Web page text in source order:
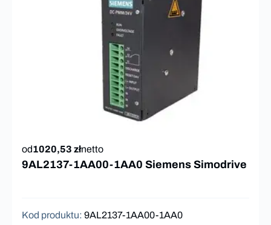
od1020,53 złnetto
9AL2137-1AA00-1AA0 Siemens Simodrive
Kod produktu: 9AL2137-1AA00-1AA0